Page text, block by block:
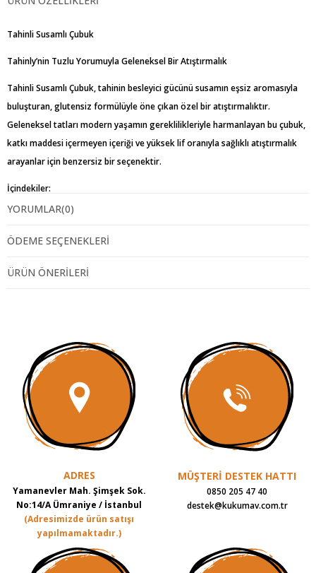
Tahinli Susamlı Çubuk
Tahinly’nin Tuzlu Yorumuyla Geleneksel Bir Atıştırmalık
Tahinli Susamlı Çubuk, tahinin besleyici gücünü susamın eşsiz aromasıyla
buluşturan, glutensiz formülüyle öne çıkan özel bir atıştırmalıktır.
Geleneksel tatları modern yaşamın gereklilikleriyle harmanlayan bu çubuk,
katkı maddesi içermeyen içeriği ve yüksek lif oranıyla sağlıklı atıştırmalık
arayanlar için benzersiz bir seçenektir.
İçindekiler:
-Mısır nişastası
-Bitkisel yağ (kanola, ayçiçek)
-Maya
-Kabartıcı (sodyum bikarbonat, Sodyum difosfat, Sodyum asit pirosfat)
-Kıvam artırıcılar (ksantan gam, karboksimetil selüloz)
-Susam
Besin Desteği:
Doğal bir çözünür lif çeşididir.
-Karboksimetil selüloz: Doğal selüloz lifinden üreilmiş, çözünür bir lif
türüdür.
YORUMLAR(0)
ÖDEME SEÇENEKLERI
ÜRÜN ÖNERILERI
ADRES
Yamanevler Mah. Şimşek Sok.
No:14/A Ümraniye / İstanbul
(Adresimizde ürün satışı
yapılmamaktadır.)
MÜŞTERİ DESTEK HATTI
0850 205 47 40
destek@kukumav.com.tr